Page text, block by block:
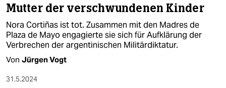
Mutter der verschwundenen Kinder
Nora Cortiñas ist tot. Zusammen mit den Madres de
Plaza de Mayo engagierte sie sich für Aufklärung der
Verbrechen der argentinischen Militärdiktatur.
Von Jürgen Vogt
31.5.2024